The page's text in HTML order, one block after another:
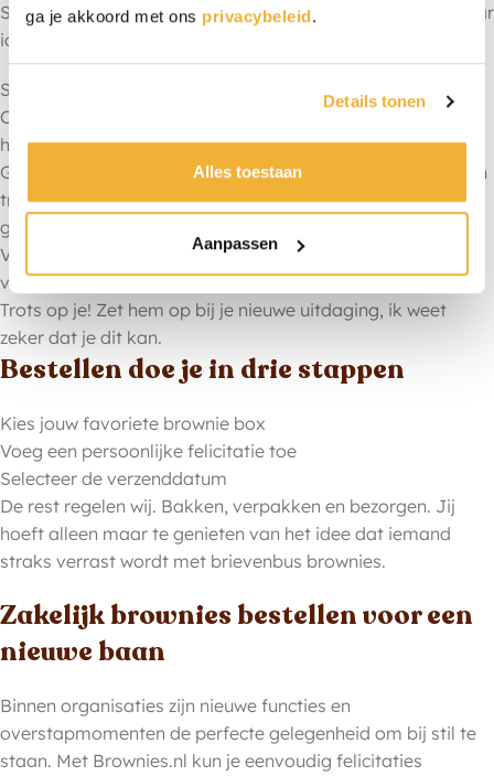
ga je akkoord met ons privacybeleid.
Details tonen
Alles toestaan
Aanpassen
Soms is het lastig om de juiste woorden te vinden. Een paar
ideetjes:
Succes met je nieuwe baan, je gaat het geweldig doen.
Op naar een mooie start. Geniet van deze leerzame tijd,
heel veel plezier!
Gefeliciteerd en veel plezier met je nieuwe avontuur. Wij zijn
trots op je en hebben er alle vertrouwen in dat het goed
gaat komen.
Van harte gefeliciteerd met je nieuwe baan. Je hebt het
verdiend!
Trots op je! Zet hem op bij je nieuwe uitdaging, ik weet
zeker dat je dit kan.
Bestellen doe je in drie stappen
Kies jouw favoriete brownie box
Voeg een persoonlijke felicitatie toe
Selecteer de verzenddatum
De rest regelen wij. Bakken, verpakken en bezorgen. Jij
hoeft alleen maar te genieten van het idee dat iemand
straks verrast wordt met brievenbus brownies.
Zakelijk brownies bestellen voor een
nieuwe baan
Binnen organisaties zijn nieuwe functies en
overstapmomenten de perfecte gelegenheid om bij stil te
staan. Met Brownies.nl kun je eenvoudig felicitaties